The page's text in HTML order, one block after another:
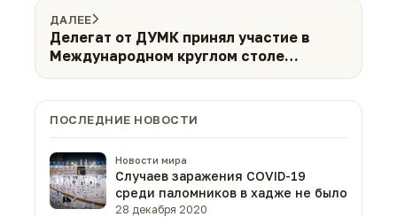
ДАЛЕЕ
Делегат от ДУМК принял участие в
Международном круглом столе
«Дербент — колыбель европейского
ПОСЛЕДНИЕ НОВОСТИ
Новости мира
Случаев заражения COVID-19
среди паломников в хадже не было
28 декабря 2020